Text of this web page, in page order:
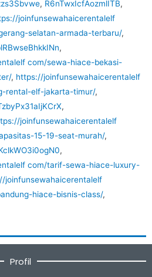
, R6nTwxIcfAozmlITB,
joinfunsewahaicerentalelf
selatan-armada-terbaru/,
,
com/sewa-hiace-bekasi-
, https://joinfunsewahaicerentalelf
rental-elf-jakarta-timur/,
,
joinfunsewahaicerentalelf
15-19-seat-murah/,
,
com/tarif-sewa-hiace-luxury-
joinfunsewahaicerentalelf
hiace-bisnis-class/,
Profil